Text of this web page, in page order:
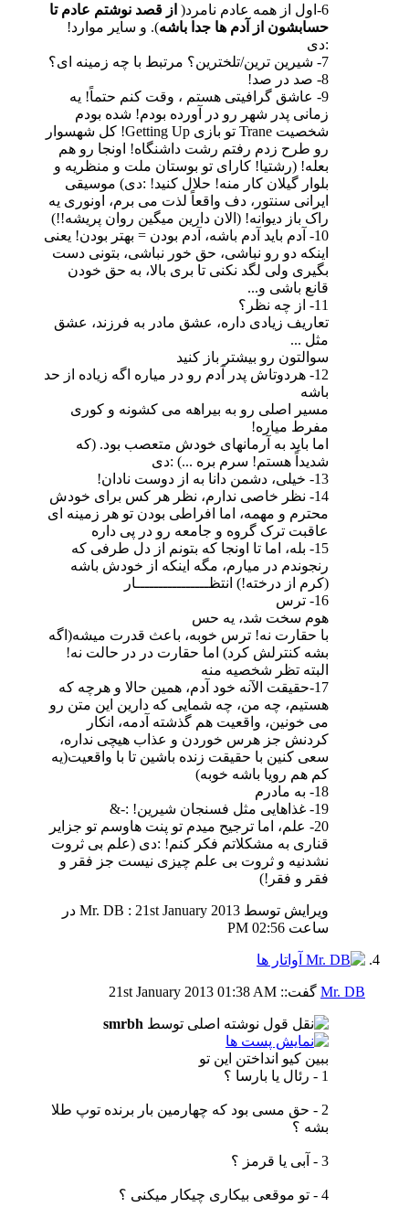
6-اول از همه عادم نامرد(
از قصد نوشتم عادم تا
حسابشون از آدم ها جدا باشه). و سایر موارد!
:دی
7- شیرین ترین/تلخترین؟ مرتبط با چه زمینه ای؟
8- صد در صد!
9- عاشق گرافیتی هستم ، وقت کنم حتماً! یه
زمانی پدر شهر رو در آورده بودم! شده بودم
شخصیت Trane تو بازی Getting Up! کل شهسوار
رو طرح زدم رفتم رشت داشنگاه! اونجا رو هم
بعله! (رشتیا! کارای تو بوستان ملت و منظریه و
بلوار گیلان کار منه! حلال کنید! :دی) موسیقی
ایرانی سنتور، دف واقعاً لذت می برم، اونوری یه
راک باز دیوانه! (الان دارین میگین روان پریشه!!)
10- آدم باید آدم باشه، آدم بودن = بهتر بودن! یعنی
اینکه دو رو نباشی، حق خور نباشی، بتونی دست
بگیری ولی لگد نکنی تا بری بالا، به حق خودن
قانع باشی و...
11- از چه نظر؟
تعاریف زیادی داره، عشق مادر به فرزند، عشق
مثل ...
سوالتون رو بیشتر باز کنید
12- هردوتاش پدر آدم رو در میاره اگه زیاده از حد
باشه
مسیر اصلی رو به بیراهه می کشونه و کوری
مفرط میاره!
اما باید به آرمانهای خودش متعصب بود. (که
شدیداً هستم! سرم بره ...) :دی
13- خیلی، دشمن دانا به از دوست نادان!
14- نظر خاصی ندارم، نظر هر کس برای خودش
محترم و مهمه، اما افراطی بودن تو هر زمینه ای
عاقبت ترک گروه و جامعه رو در پی داره
15- بله، اما تا اونجا که بتونم از دل طرفی که
رنجوندم در میارم، مگه اینکه از خودش باشه
(کرم از درخته!) انتظــــــــــــــــار
16- ترس
هوم سخت شد، یه حس
با حقارت نه! ترس خوبه، باعث قدرت میشه(اگه
بشه کنترلش کرد) اما حقارت در در حالت نه!
البته تظر شخصیه منه
17-حقیقت الآنه خود آدم، همین حالا و هرچه که
هستیم، چه من، چه شمایی که دارین این متن رو
می خونین، واقعیت هم گذشته آدمه، انکار
کردنش جز هرس خوردن و عذاب هیچی نداره،
سعی کنین با حقیقت زنده باشین تا با واقعیت(یه
کم هم رویا باشه خوبه)
18- به مادرم
19- غذاهایی مثل فسنجان شیرین! :-&
20- علم، اما ترجیح میدم تو پنت هاوسم تو جزایر
قناری به مشکلاتم فکر کنم! :دی (علم بی ثروت
نشدنیه و ثروت بی علم چیزی نیست جز فقر و
فقر و فقر!)
ویرایش توسط Mr. DB : 21st January 2013 در
ساعت 02:56 PM
Mr. DB گفت:: 21st January 2013 01:38 AM
نوشته اصلی توسط smrbh
ببین کیو انداختن این تو
1 - رئال یا بارسا ؟
2 - حق مسی بود که چهارمین بار برنده توپ طلا
بشه ؟
3 - آبی یا قرمز ؟
4 - تو موقعی بیکاری چیکار میکنی ؟